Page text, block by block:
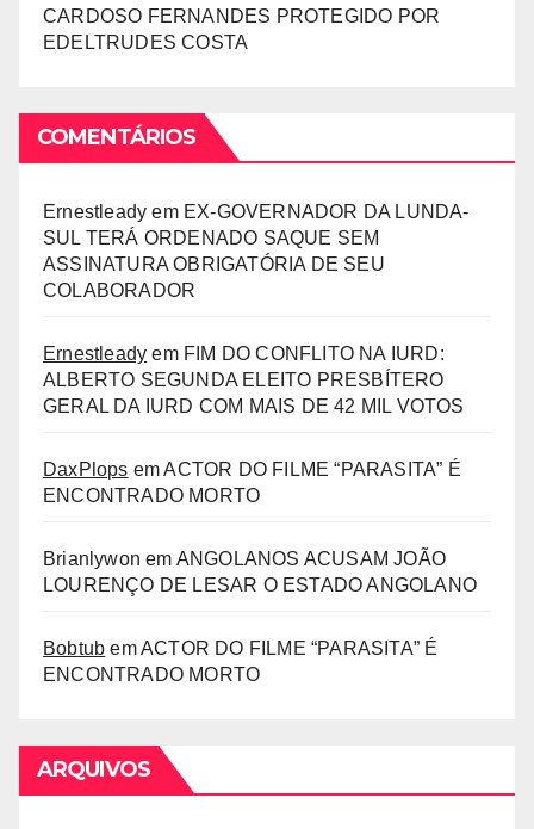
CARDOSO FERNANDES PROTEGIDO POR
EDELTRUDES COSTA
COMENTÁRIOS
Ernestleady em EX-GOVERNADOR DA LUNDA-
SUL TERÁ ORDENADO SAQUE SEM
ASSINATURA OBRIGATÓRIA DE SEU
COLABORADOR
Ernestleady em FIM DO CONFLITO NA IURD:
ALBERTO SEGUNDA ELEITO PRESBÍTERO
GERAL DA IURD COM MAIS DE 42 MIL VOTOS
DaxPlops emACTOR DO FILME “PARASITA” É
ENCONTRADO MORTO
Brianlywon em ANGOLANOS ACUSAM JOÃO
LOURENÇO DE LESAR O ESTADO ANGOLANO
Bobtub emACTOR DO FILME “PARASITA” É
ENCONTRADO MORTO
ARQUIVOS